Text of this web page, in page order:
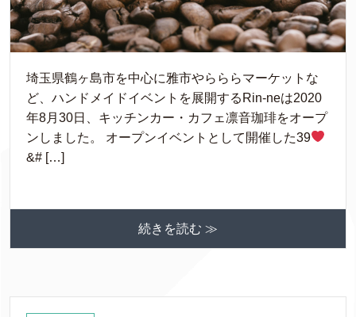
埼玉県鶴ヶ島市を中心に雅市やらららマーケットな
ど、ハンドメイドイベントを展開するRin-neは2020
年8月30日、キッチンカー・カフェ凛音珈琲をオープ
ンしました。 オープンイベントとして開催した39
&# […]
続きを読む ≫